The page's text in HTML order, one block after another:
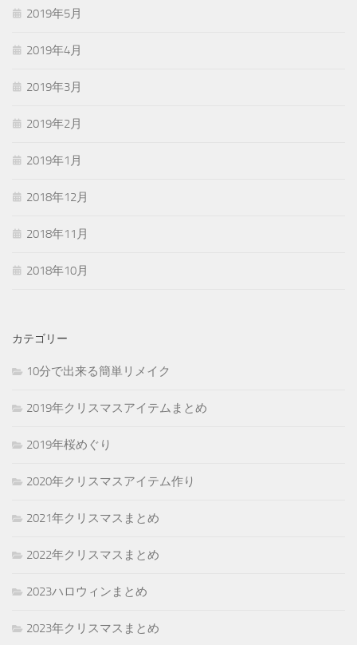
2019年5月
2019年4月
2019年3月
2019年2月
2019年1月
2018年12月
2018年11月
2018年10月
カテゴリー
10分で出来る簡単リメイク
2019年クリスマスアイテムまとめ
2019年桜めぐり
2020年クリスマスアイテム作り
2021年クリスマスまとめ
2022年クリスマスまとめ
2023ハロウィンまとめ
2023年クリスマスまとめ